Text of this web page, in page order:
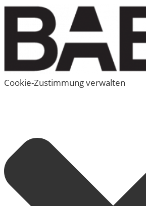
Cookie-Zustimmung verwalten